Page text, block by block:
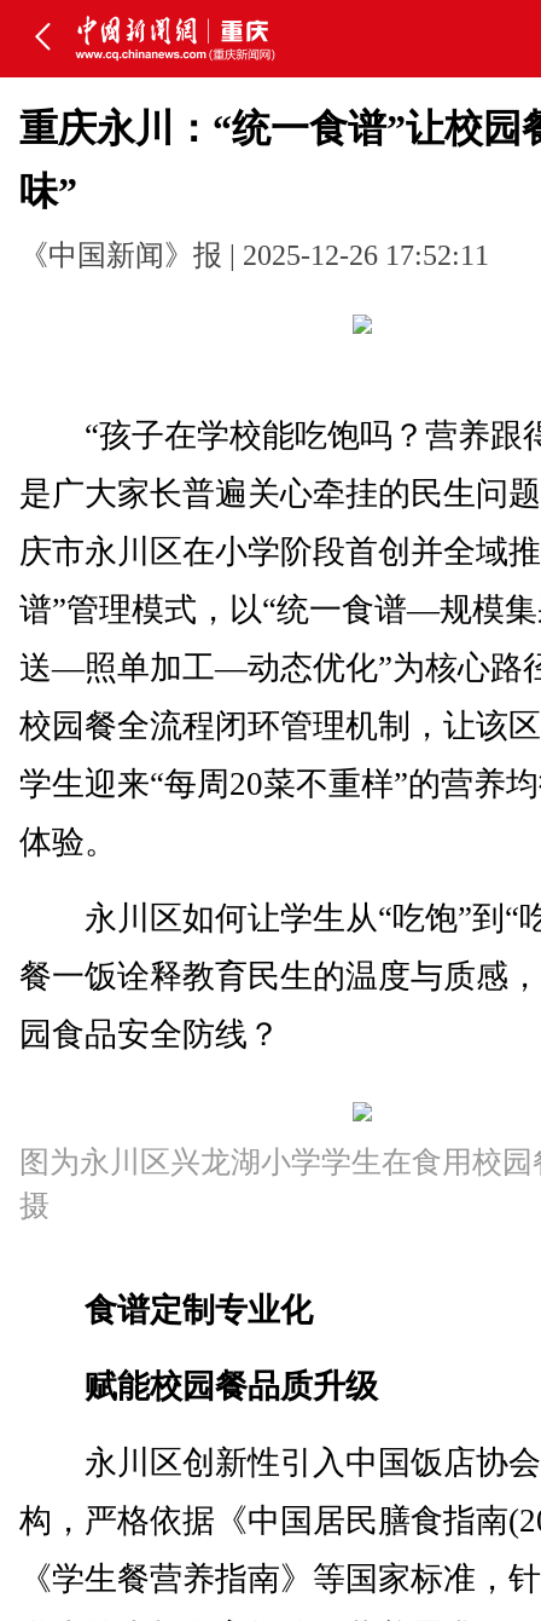
重庆永川：“统一食谱”让校园
味”
《中国新闻》报 | 2025-12-26 17:52:11
“孩子在学校能吃饱吗？营养跟
是广大家长普遍关心牵挂的民生问
庆市永川区在小学阶段首创并全域
谱”管理模式，以“统一食谱—规模
送—照单加工—动态优化”为核心路
校园餐全流程闭环管理机制，让该
学生迎来“每周20菜不重样”的营养
体验。
永川区如何让学生从“吃饱”到“
餐一饭诠释教育民生的温度与质感
园食品安全防线？
图为永川区兴龙湖小学学生在食用校
摄
食谱定制专业化
赋能校园餐品质升级
永川区创新性引入中国饭店协会
构，严格依据《中国居民膳食指南
《学生餐营养指南》等国家标准，